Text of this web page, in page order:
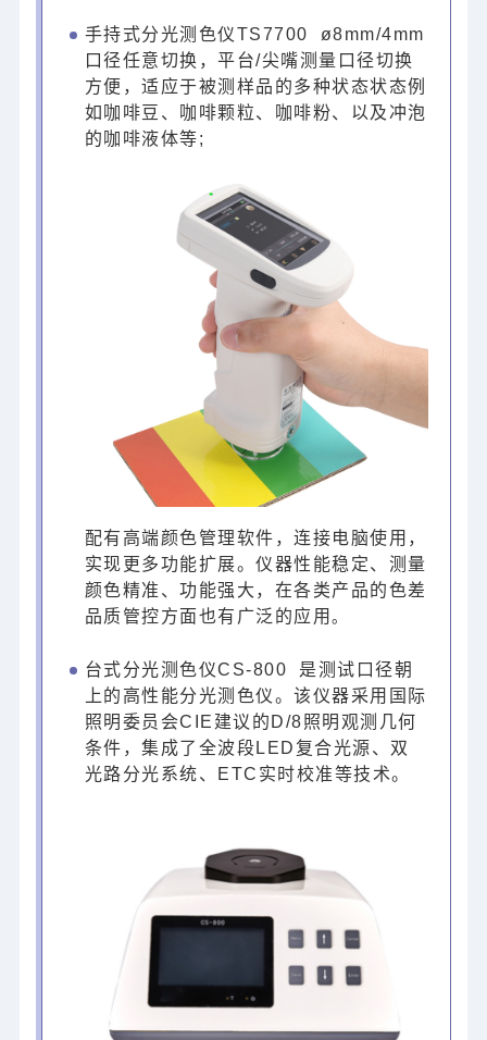
手持式分光测色仪TS7700 ø8mm/4mm
口径任意切换，平台/尖嘴测量口径切换
方便，适应于被测样品的多种状态状态例
如咖啡豆、咖啡颗粒、咖啡粉、以及冲泡
的咖啡液体等;
配有高端颜色管理软件，连接电脑使用，
实现更多功能扩展。仪器性能稳定、测量
颜色精准、功能强大，在各类产品的色差
品质管控方面也有广泛的应用。
台式分光测色仪CS-800 是测试口径朝
上的高性能分光测色仪。该仪器采用国际
照明委员会CIE建议的D/8照明观测几何
条件，集成了全波段LED复合光源、双
光路分光系统、ETC实时校准等技术。